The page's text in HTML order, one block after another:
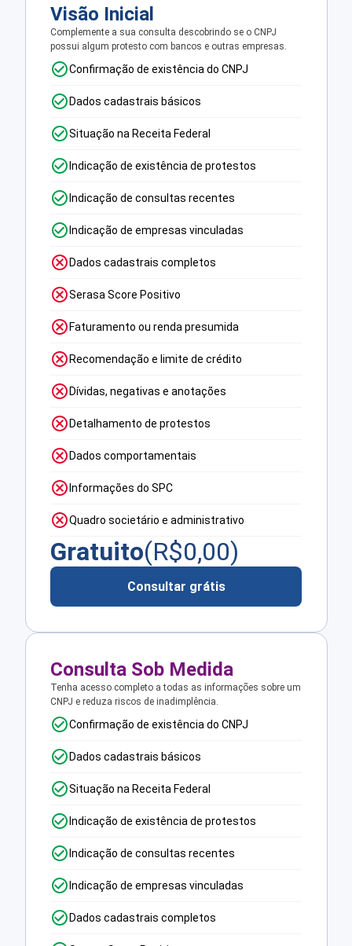
Visão Inicial
Complemente a sua consulta descobrindo se o CNPJ
possui algum protesto com bancos e outras empresas.
Confirmação de existência do CNPJ
Dados cadastrais básicos
Situação na Receita Federal
Indicação de existência de protestos
Indicação de consultas recentes
Indicação de empresas vinculadas
Dados cadastrais completos
Serasa Score Positivo
Faturamento ou renda presumida
Recomendação e limite de crédito
Dívidas, negativas e anotações
Detalhamento de protestos
Dados comportamentais
Informações do SPC
Quadro societário e administrativo
Gratuito(R$0,00)
Consultar grátis
Consulta Sob Medida
Tenha acesso completo a todas as informações sobre um
CNPJ e reduza riscos de inadimplência.
Confirmação de existência do CNPJ
Dados cadastrais básicos
Situação na Receita Federal
Indicação de existência de protestos
Indicação de consultas recentes
Indicação de empresas vinculadas
Dados cadastrais completos